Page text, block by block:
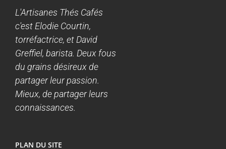
L'Artisanes Thés Cafés
c'est Elodie Courtin,
torréfactrice, et David
Greffiel, barista. Deux fous
du grains désireux de
partager leur passion.
Mieux, de partager leurs
connaissances.
PLAN DU SITE